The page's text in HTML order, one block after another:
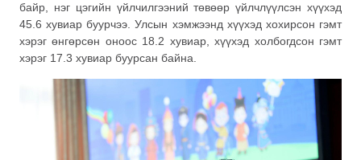
байр, нэг цэгийн үйлчилгээний төвөөр үйлчлүүлсэн хүүхэд
45.6 хувиар буурчээ. Улсын хэмжээнд хүүхэд хохирсон гэмт
хэрэг өнгөрсөн оноос 18.2 хувиар, хүүхэд холбогдсон гэмт
хэрэг 17.3 хувиар буурсан байна.